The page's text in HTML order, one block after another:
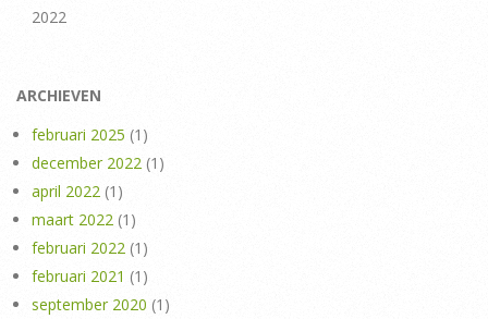
2022
ARCHIEVEN
februari 2025 (1)
december 2022 (1)
april 2022 (1)
maart 2022 (1)
februari 2022 (1)
februari 2021 (1)
september 2020 (1)